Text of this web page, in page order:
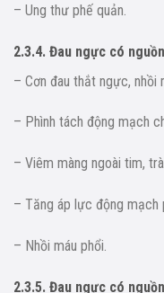
– Ung thư phế quản.
2.3.4. Đau ngực có
– Cơn đau thắt ngực, nhồi
– Phình tách động mạch
– Viêm màng ngoài tim,
– Tăng áp lực động mạch
– Nhồi máu phổi.
2.3.5. Đau ngực có